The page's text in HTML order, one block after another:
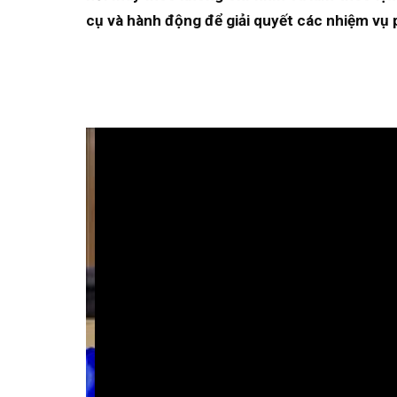
cụ và hành động để giải quyết các nhiệm vụ